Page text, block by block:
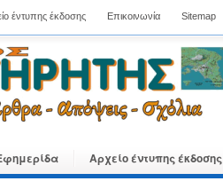
έντυπης έκδοσης Επικοινωνία Sitemap
Αρχείο έντυπης έκδοσης